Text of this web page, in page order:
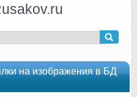
на изображения в БД